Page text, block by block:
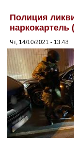
Полиция
наркокартель
Чт, 14/10/2021 - 13:48